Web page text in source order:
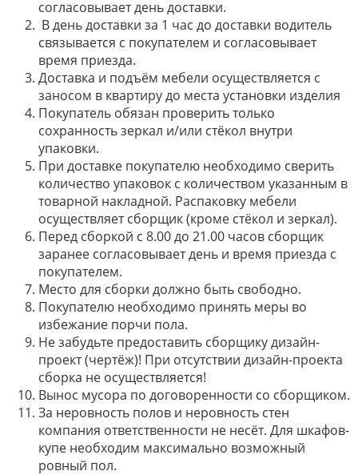
согласовывает день доставки.
В день доставки за 1 час до доставки водитель
связывается с покупателем и согласовывает
время приезда.
Доставка и подъём мебели осуществляется с
заносом в квартиру до места установки изделия
Покупатель обязан проверить только
сохранность зеркал и/или стёкол внутри
упаковки.
При доставке покупателю необходимо сверить
количество упаковок с количеством указанным в
товарной накладной. Распаковку мебели
осуществляет сборщик (кроме стёкол и зеркал).
Перед сборкой с 8.00 до 21.00 часов сборщик
заранее согласовывает день и время приезда с
покупателем.
Место для сборки должно быть свободно.
Покупателю необходимо принять меры во
избежание порчи пола.
Не забудьте предоставить сборщику дизайн-
проект (чертёж)! При отсутствии дизайн-проекта
сборка не осуществляется!
Вынос мусора по договоренности со сборщиком.
За неровность полов и неровность стен
компания ответственности не несёт. Для шкафов-
купе необходим максимально возможный
ровный пол.